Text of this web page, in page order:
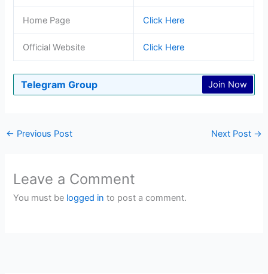
Home Page Click Here
Official Website Click Here
Telegram Group Join Now
← Previous Post Next Post →
Leave a Comment
You must be logged in to post a comment.